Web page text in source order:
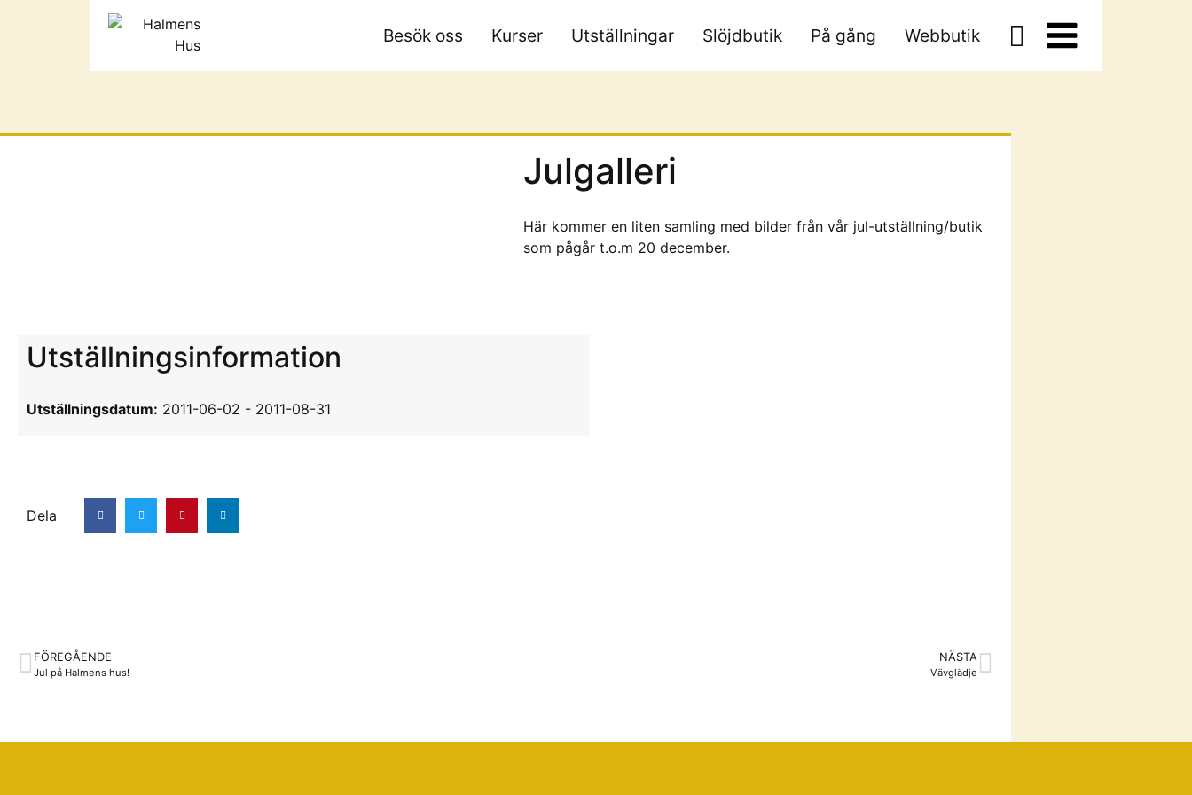
Besök oss Kurser Utställningar Slöjdbutik På gång Webbutik
Julgalleri
Här kommer en liten samling med bilder från vår jul-utställning/butik
som pågår t.o.m 20 december.
Utställningsinformation
Utställningsdatum: 2011-06-02 - 2011-08-31
Dela
FÖREGÅENDE
Jul på Halmens hus!
NÄSTA
Vävglädje